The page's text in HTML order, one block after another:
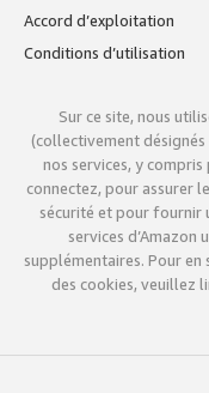
Accord d’exploitation
Conditions d’utilisation
Sur ce site, nous
(collectivement
nos services, y
connectez, pour assurer
sécurité et pour fournir
services
supplémentaires. Pour
des cookies, veuillez